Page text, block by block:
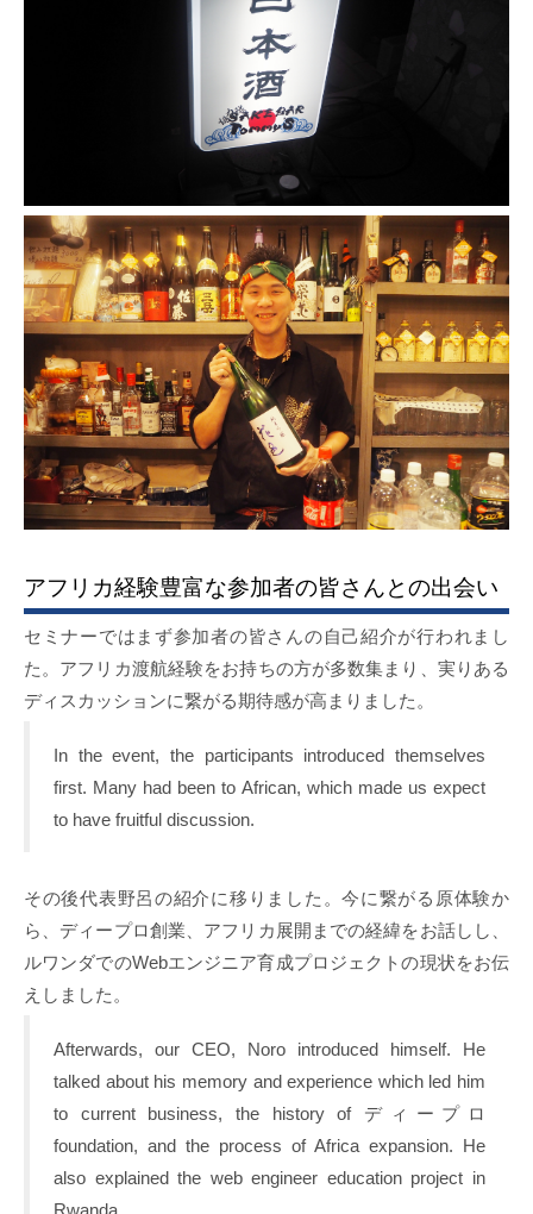
アフリカ経験豊富な参加者の皆さんとの出会い
セミナーではまず参加者の皆さんの自己紹介が行われまし
た。アフリカ渡航経験をお持ちの方が多数集まり、実りある
ディスカッションに繋がる期待感が高まりました。
In the event, the participants introduced themselves
first. Many had been to African, which made us expect
to have fruitful discussion.
その後代表野呂の紹介に移りました。今に繋がる原体験か
ら、ディープロ創業、アフリカ展開までの経緯をお話しし、
ルワンダでのWebエンジニア育成プロジェクトの現状をお伝
えしました。
Afterwards, our CEO, Noro introduced himself. He
talked about his memory and experience which led him
to current business, the history of ディープロ
foundation, and the process of Africa expansion. He
also explained the web engineer education project in
Rwanda.